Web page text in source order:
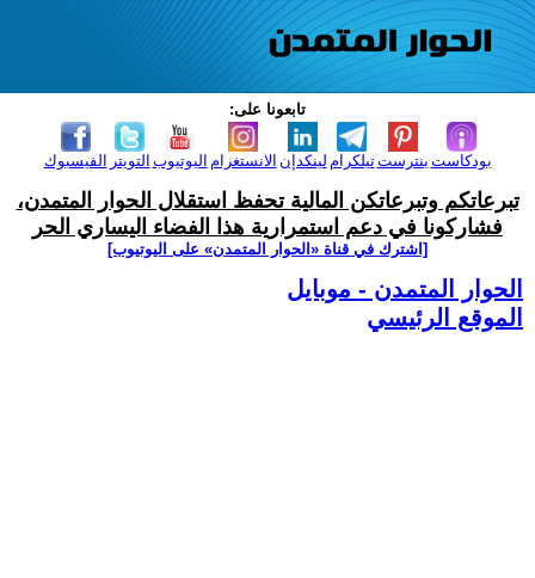
تابعونا على:
الفيسبوك التويتر اليوتيوب الانستغرام لينكدإن تيلكرامبنترست بودكاست
تبرعاتكم وتبرعاتكن المالية تحفظ استقلال الحوار المتمدن،
فشاركونا في دعم استمرارية هذا الفضاء اليساري الحر
[اشترك في قناة ‫«الحوار المتمدن» على اليوتيوب]
الحوار المتمدن - موبايل
الموقع الرئيسي